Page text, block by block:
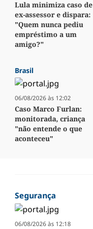
Lula minimiza caso de
ex-assessor e dispara:
"Quem nunca pediu
empréstimo a um
amigo?"
Brasil
06/08/2026 às 12:02
Caso Marco Furlan:
monitorada, criança
"não entende o que
aconteceu"
Segurança
06/08/2026 às 12:18